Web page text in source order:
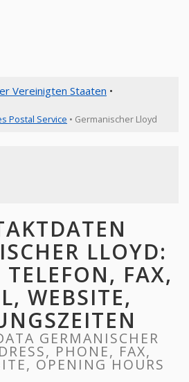
Vereinigten Staaten •
Postal Service • Germanischer Lloyd
LLOYD:
TELEFON, FAX,
WEBSITE,
GERMANISCHER
PHONE, FAX,
OPENING HOURS